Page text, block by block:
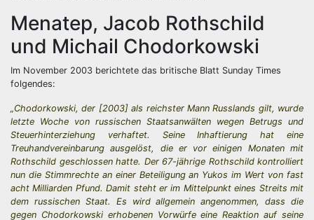
Menatep, Jacob Rothschild
und Michail Chodorkowski
Im November 2003 berichtete das britische Blatt Sunday Times
folgendes:
„Chodorkowski, der [2003] als reichster Mann Russlands gilt, wurde
letzte Woche von russischen Staatsanwälten wegen Betrugs und
Steuerhinterziehung verhaftet. Seine Inhaftierung hat eine
Treuhandvereinbarung ausgelöst, die er vor einigen Monaten mit
Rothschild geschlossen hatte. Der 67-jährige Rothschild kontrolliert
nun die Stimmrechte an einer Beteiligung an Yukos im Wert von fast
acht Milliarden Pfund. Damit steht er im Mittelpunkt eines Streits mit
dem russischen Staat. Es wird allgemein angenommen, dass die
gegen Chodorkowski erhobenen Vorwürfe eine Reaktion auf seine